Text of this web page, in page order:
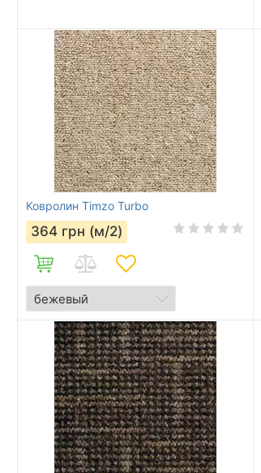
Ковролин Timzo Turbo
364 грн (м/2)